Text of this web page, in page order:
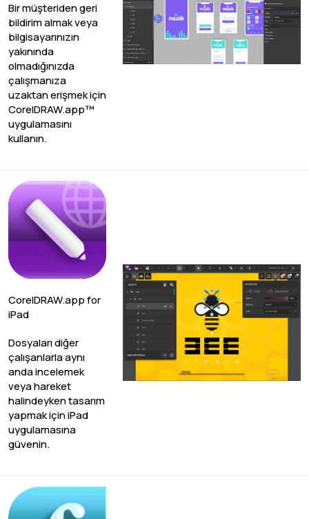
Bir müşteriden geri
bildirim almak veya
bilgisayarınızın
yakınında
olmadığınızda
çalışmanıza
uzaktan erişmek için
CorelDRAW.app™
uygulamasını
kullanın.
CorelDRAW.app for
iPad
Dosyaları diğer
çalışanlarla aynı
anda incelemek
veya hareket
halindeyken tasarım
yapmak için iPad
uygulamasına
güvenin.